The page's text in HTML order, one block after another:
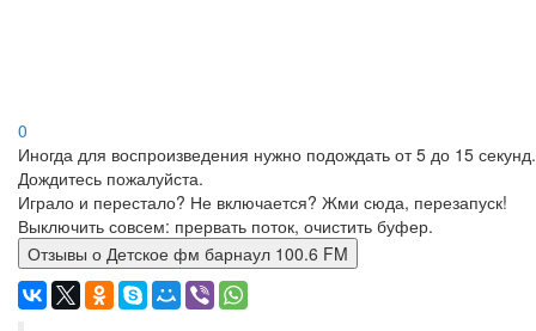
0
Иногда для воспроизведения нужно подождать от 5 до 15 секунд.
Дождитесь пожалуйста.
Играло и перестало? Не включается? Жми сюда, перезапуск!
Выключить совсем: прервать поток, очистить буфер.
Отзывы о Детское фм барнаул 100.6 FM